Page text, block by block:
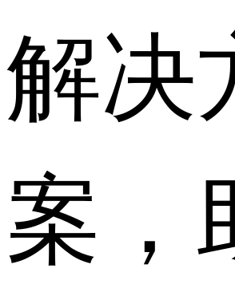
解决
案，